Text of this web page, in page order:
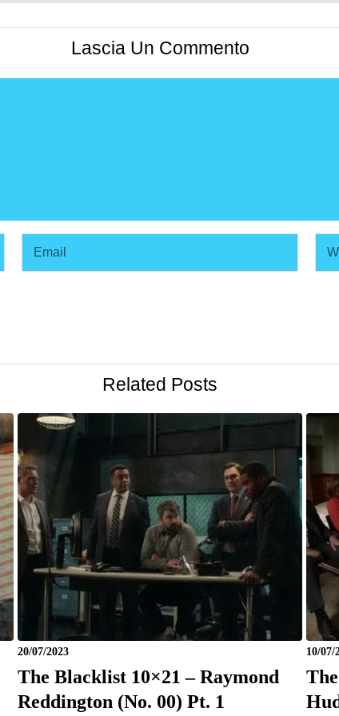
Lascia Un Commento
Related Posts
20/07/2023
The Blacklist 10×21 – Raymond
Reddington (No. 00) Pt. 1
10/07/